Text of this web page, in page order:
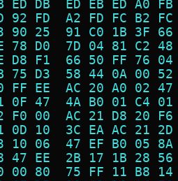
ED DB  ED EB ED A0
92 FD  A2 FD FC B2
90 25  91 C0 1B 3F
78 D0  7D 04 81 C2
D8 F1  66 50 FF 76
75 D3  58 44 0A 00
FF EE  AC 20 A0 02
0F 47  4A B0 01 C4
F0 00  AC 21 D8 20
0D 10  3C EA AC 21
10 06  47 EF B0 05
47 EE  2B 17 1B 28
00 80  75 FF 11 B8